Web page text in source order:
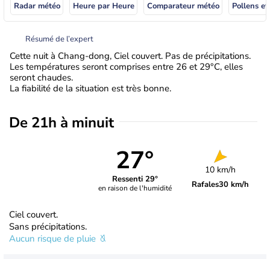
Radar météo Heure par Heure Comparateur météo Pollens
Résumé de l’expert
Cette nuit à Chang-dong, Ciel couvert. Pas de précipitations.
Les températures seront comprises entre 26 et 29°C, elles
seront chaudes.
La fiabilité de la situation est très bonne.
De 21h à minuit
27°
Ressenti 29°
en raison de l'humidité
10 km/h
Rafales30 km/h
Ciel couvert.
Sans précipitations.
Aucun risque de pluie